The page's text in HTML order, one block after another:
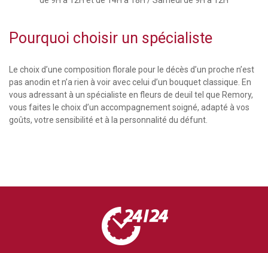
Pourquoi choisir un spécialiste
Le choix d’une composition florale pour le décès d’un proche n’est
pas anodin et n’a rien à voir avec celui d’un bouquet classique. En
vous adressant à un spécialiste en fleurs de deuil tel que Remory,
vous faites le choix d’un accompagnement soigné, adapté à vos
goûts, votre sensibilité et à la personnalité du défunt.